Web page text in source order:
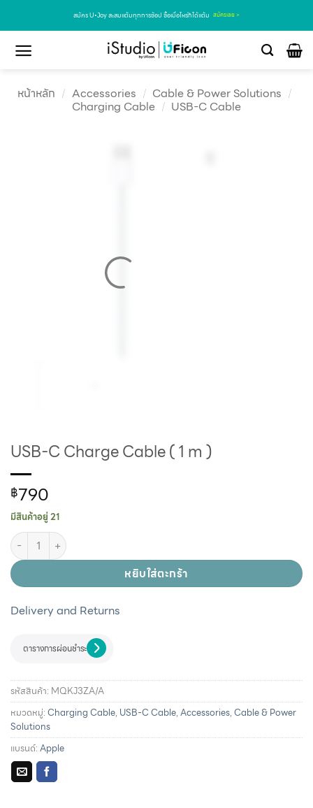
สมัคร U•Joy สะสมแต้มทุกการช้อป ซื้อเมื่อไหร่ก็ได้แต้ม สมัครเลย >
หน้าหลัก / Accessories / Cable & Power Solutions /
Charging Cable / USB-C Cable
USB-C Charge Cable ( 1 m )
฿790
มีสินค้าอยู่ 21
หยิบใส่ตะกร้า
Delivery and Returns
ตารางการผ่อนชำระ
รายละเอียดการผ่อนชำระและสิทธิประโยชน์จากบัตรเครดิตที่
รหัสสินค้า: MQKJ3ZA/A
หมวดหมู่:Charging Cable, USB-C Cable,Accessories,Cable & Power
Solutions
แบรนด์:Apple